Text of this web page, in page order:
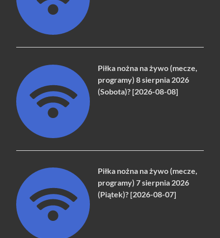
Piłka nożna na żywo (mecze,
programy) 8 sierpnia 2026
(Sobota)? [2026-08-08]
Piłka nożna na żywo (mecze,
programy) 7 sierpnia 2026
(Piątek)? [2026-08-07]